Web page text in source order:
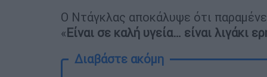
Ο Ντάγκλας αποκάλυψε ότι
«Είναι σε καλή υγεία… είναι λιγάκι
Διαβάστε ακόμη